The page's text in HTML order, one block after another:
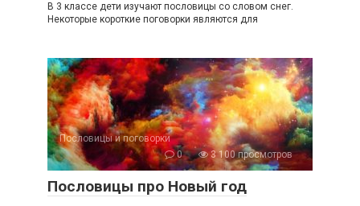
В 3 классе дети изучают пословицы со словом снег.
Некоторые короткие поговорки являются для
Пословицы и поговорки
0
3 100 просмотров
Пословицы про Новый год